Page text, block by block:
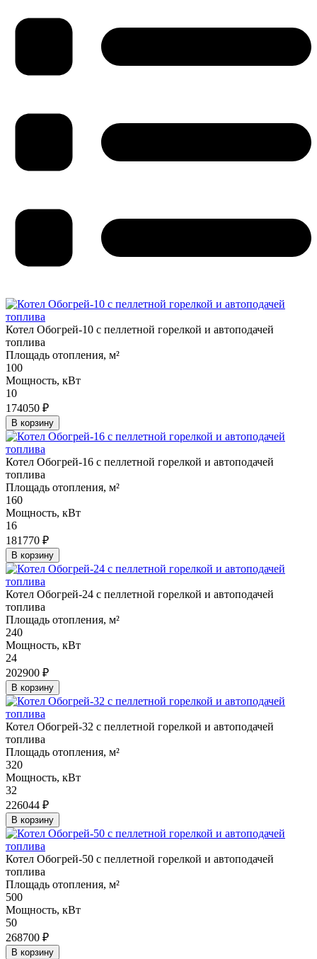
Котел Обогрей-10 с пеллетной горелкой и автоподачей
топлива
Площадь отопления, м²
100
Мощность, кВт
10
174050 ₽
В корзину
Котел Обогрей-16 с пеллетной горелкой и автоподачей
топлива
Площадь отопления, м²
160
Мощность, кВт
16
181770 ₽
В корзину
Котел Обогрей-24 с пеллетной горелкой и автоподачей
топлива
Площадь отопления, м²
240
Мощность, кВт
24
202900 ₽
В корзину
Котел Обогрей-32 с пеллетной горелкой и автоподачей
топлива
Площадь отопления, м²
320
Мощность, кВт
32
226044 ₽
В корзину
Котел Обогрей-50 с пеллетной горелкой и автоподачей
топлива
Площадь отопления, м²
500
Мощность, кВт
50
268700 ₽
В корзину